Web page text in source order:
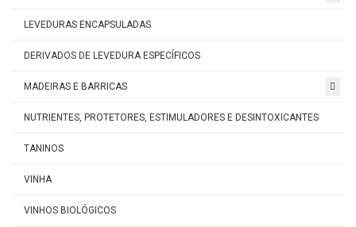
LEVEDURAS ENCAPSULADAS
DERIVADOS DE LEVEDURA ESPECÍFICOS
MADEIRAS E BARRICAS
NUTRIENTES, PROTETORES, ESTIMULADORES E DESINTOXICANTES
TANINOS
VINHA
VINHOS BIOLÓGICOS